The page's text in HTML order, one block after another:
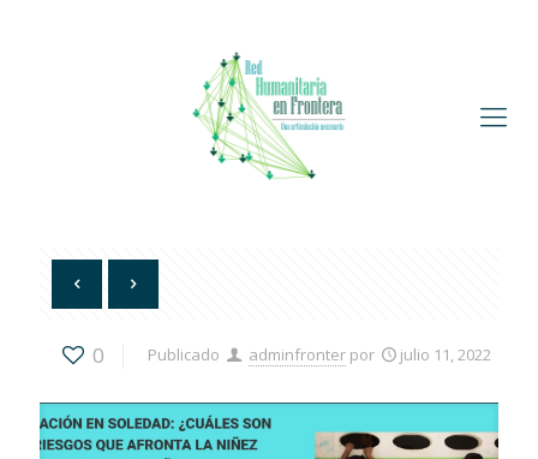
0 Publicado adminfronter por julio 11, 2022